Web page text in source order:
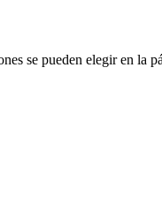
se pueden elegir en la